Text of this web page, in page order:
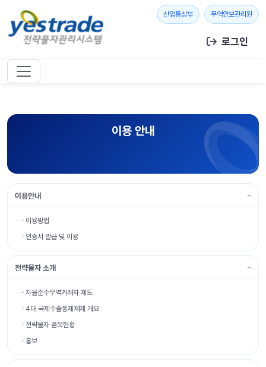
산업통상부새 창 열기무역안보관리원 새
로그인
이용 안내
이용안내
· 이용방법
· 인증서 발급 및 이용
전략물자 소개
· 자율준수무역거래자 제도
· 4대 국제수출통제체제 개요
· 전략물자 품목현황
· 홍보